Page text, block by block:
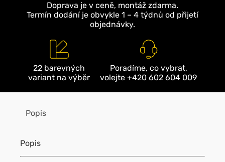
Doprava je v ceně, montáž zdarma.
Termín dodání je obvykle 1 – 4 týdnů od přijetí
objednávky.
22 barevných
variant na výběr
Poradíme, co vybrat,
volejte +420 602 604 009
Popis
Popis